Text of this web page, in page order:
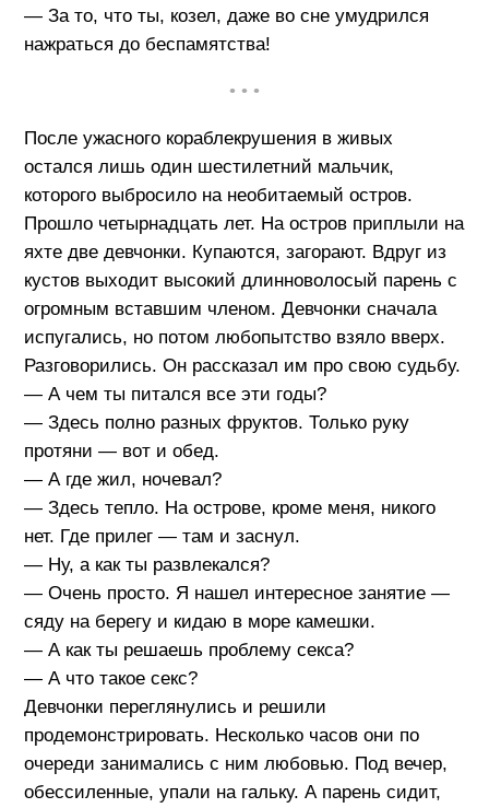
— За то, что ты, козел, даже во сне умудрился
нажраться до беспамятства!
• • •
После ужасного кораблекрушения в живых
остался лишь один шестилетний мальчик,
которого выбросило на необитаемый остров.
Прошло четырнадцать лет. На остров приплыли на
яхте две девчонки. Купаются, загорают. Вдруг из
кустов выходит высокий длинноволосый парень с
огромным вставшим членом. Девчонки сначала
испугались, но потом любопытство взяло вверх.
Разговорились. Он рассказал им про свою судьбу.
— А чем ты питался все эти годы?
— Здесь полно разных фруктов. Только руку
протяни — вот и обед.
— А где жил, ночевал?
— Здесь тепло. На острове, кроме меня, никого
нет. Где прилег — там и заснул.
— Ну, а как ты развлекался?
— Очень просто. Я нашел интересное занятие —
сяду на берегу и кидаю в море камешки.
— А как ты решаешь проблему секса?
— А что такое секс?
Девчонки переглянулись и решили
продемонстрировать. Несколько часов они по
очереди занимались с ним любовью. Под вечер,
обессиленные, упали на гальку. А парень сидит,